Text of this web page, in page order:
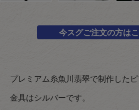
今スグご注文の方は
プレミアム糸魚川翡翠で制作したピ
金具はシルバーです。